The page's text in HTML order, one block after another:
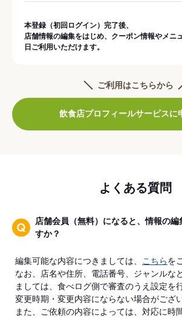
本登録（初回ログイン）完了後、
店舗情報の編集をはじめ、クーポン情報やメニ
日ご利用いただけます。
ご利用はこちらから
飲食店プロフィールサービスに
よくある質問
店舗会員（無料）になると、情報の編
すか？
編集可能な内容につきましては、 こちらを
なお、店名や住所、電話番号、ジャンルな
ましては、食べログ側で審査のうえ設定を
変更時期・変更内容にならない場合がござ
また、ご依頼の内容によっては、対応に時